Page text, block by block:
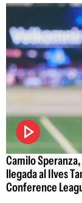
Camilo
llegada al Ilves
Conference